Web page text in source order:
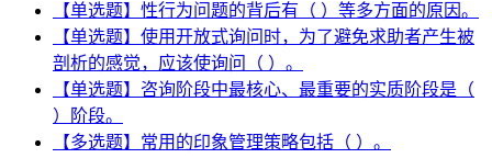
【单选题】性行为问题的背后有（ ）等多方面的原因。
【单选题】使用开放式询问时，为了避免求助者产生被
剖析的感觉，应该使询问（ ）。
【单选题】咨询阶段中最核心、最重要的实质阶段是（
）阶段。
【多选题】常用的印象管理策略包括（ ）。